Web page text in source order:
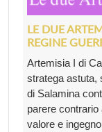
LE DUE
REGINE
Artemisia I di
stratega astuta,
di Salamina
parere
valore e